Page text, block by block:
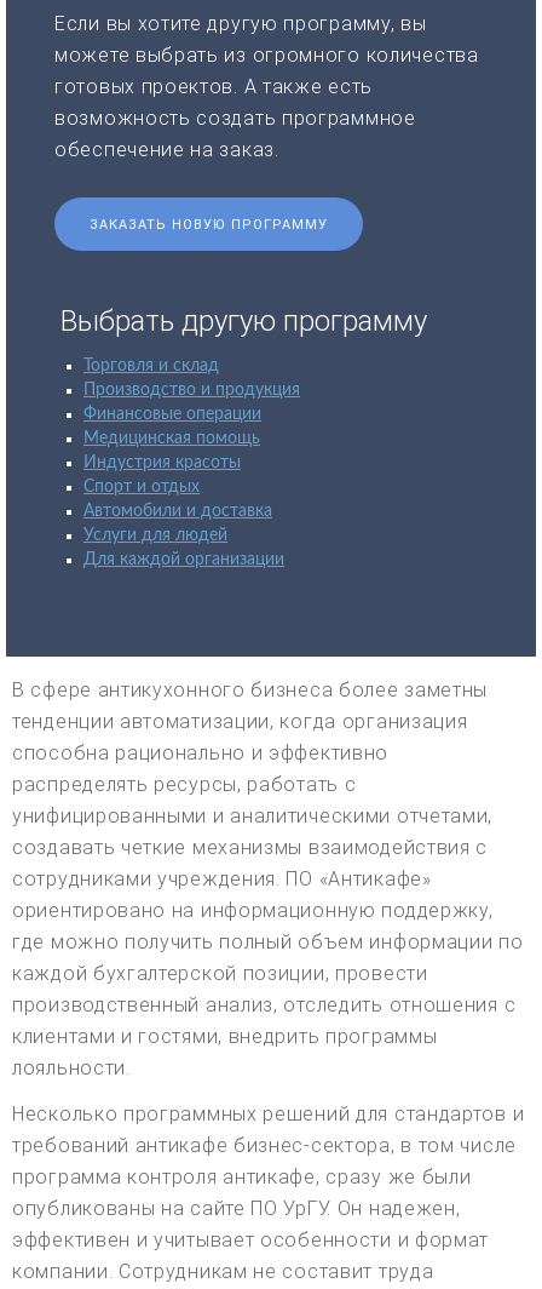
Если вы хотите другую программу, вы
можете выбрать из огромного количества
готовых проектов. А также есть
возможность создать программное
обеспечение на заказ.
ЗАКАЗАТЬ НОВУЮ ПРОГРАММУ
Выбрать другую программу
Торговля и склад
Производство и продукция
Финансовые операции
Медицинская помощь
Индустрия красоты
Спорт и отдых
Автомобили и доставка
Услуги для людей
Для каждой организации
В сфере антикухонного бизнеса более заметны
тенденции автоматизации, когда организация
способна рационально и эффективно
распределять ресурсы, работать с
унифицированными и аналитическими отчетами,
создавать четкие механизмы взаимодействия с
сотрудниками учреждения. ПО «Антикафе»
ориентировано на информационную поддержку,
где можно получить полный объем информации по
каждой бухгалтерской позиции, провести
производственный анализ, отследить отношения с
клиентами и гостями, внедрить программы
лояльности.
Несколько программных решений для стандартов и
требований антикафе бизнес-сектора, в том числе
программа контроля антикафе, сразу же были
опубликованы на сайте ПО УрГУ. Он надежен,
эффективен и учитывает особенности и формат
компании. Сотрудникам не составит труда